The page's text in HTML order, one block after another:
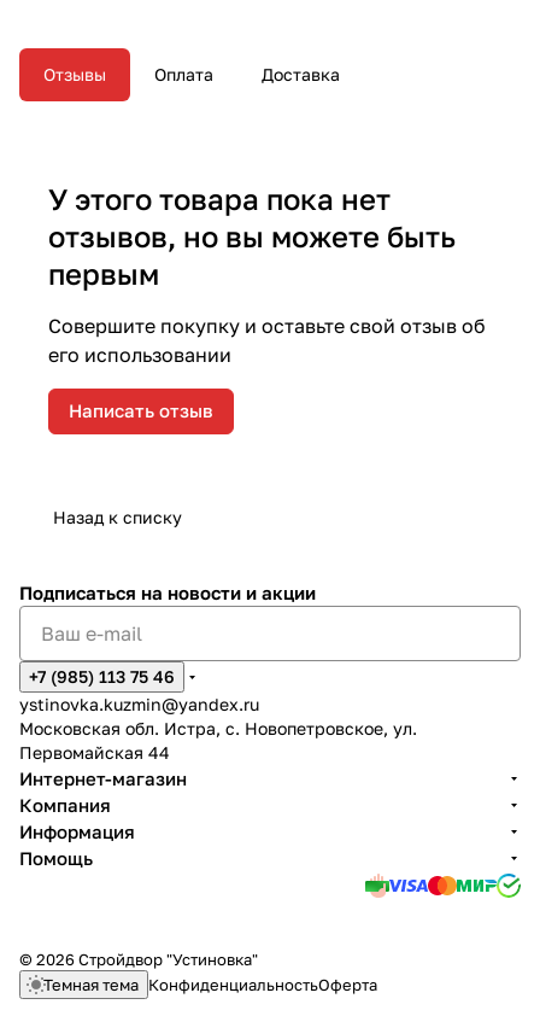
Отзывы Оплата Доставка
У этого товара пока нет
отзывов, но вы можете быть
первым
Совершите покупку и оставьте свой отзыв об
его использовании
Написать отзыв
Назад к списку
Подписаться на новости и акции
+7 (985) 113 75 46
ystinovka.kuzmin@yandex.ru
Московская обл. Истра, с. Новопетровское, ул.
Первомайская 44
Интернет-магазин
Компания
Информация
Помощь
© 2026 Стройдвор "Устиновка"
Темная тема КонфиденциальностьОферта